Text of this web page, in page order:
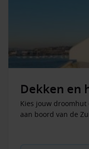
kiezen uit sportieve
prettige balans te
Het theater is een
avond een nieuwe
wagen in het casino,
Dekken en
Kies jouw
aan boord van de